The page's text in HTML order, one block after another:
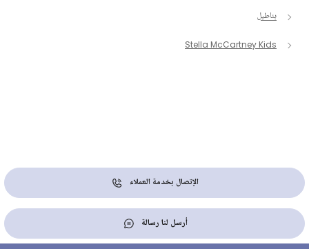
بناطيل
Stella McCartney Kids
الإتصال بخدمة العملاء
أرسل لنا رسالة